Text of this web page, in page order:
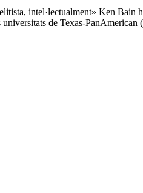
intel·lectualment» Ken Bain
universitats de Texas-